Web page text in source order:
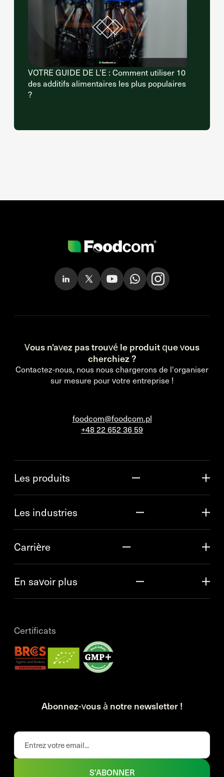
VOTRE GUIDE DE L’E : Comment utiliser 10
des additifs alimentaires les plus populaires
?
Vous n'avez pas trouvé le produit que vous
cherchiez ?
Contactez-nous, nous nous chargerons de l'organiser
sur mesure pour votre entreprise !
foodcom@foodcom.pl
+48 22 652 36 59
Les produits
Les industries
Carrière
En savoir plus
Certificats
Abonnez-vous à notre newsletter !
S'ABONNER